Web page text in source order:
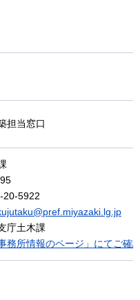
担当窓口
20-5922
庁土木課
務所情報のページ」にてご確